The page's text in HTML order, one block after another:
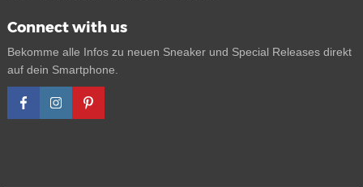
Connect with us
Bekomme alle Infos zu neuen Sneaker und Special Releases direkt
auf dein Smartphone.